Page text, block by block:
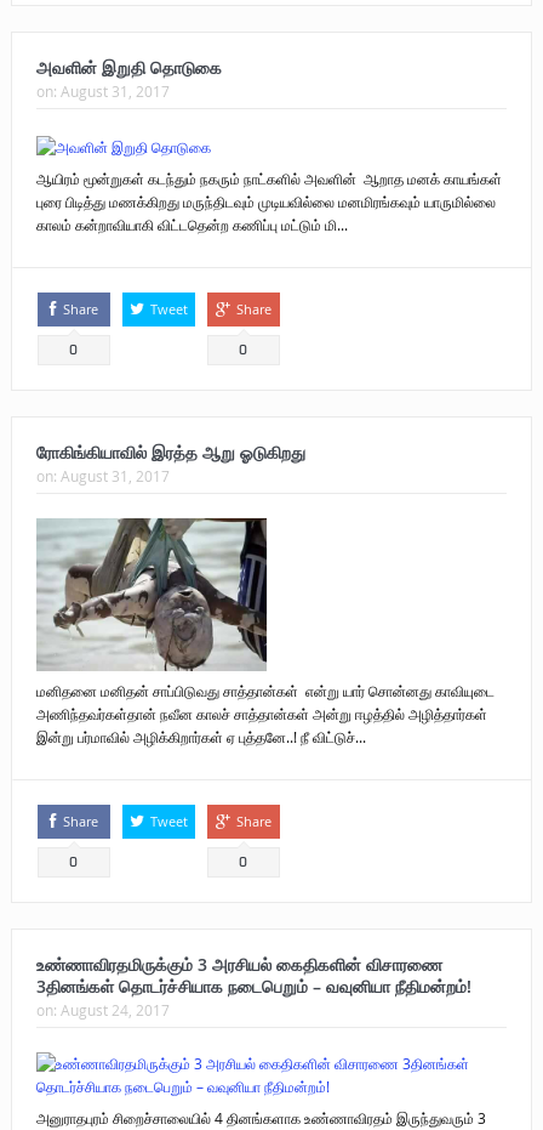
அவளின் இறுதி தொடுகை
on: August 31, 2017
ஆயிரம் மூன்றுகள் கடந்தும் நகரும் நாட்களில் அவளின் ஆறாத மனக் காயங்கள்
புரை பிடித்து மணக்கிறது மருந்திடவும் முடியவில்லை மனமிரங்கவும் யாருமில்லை
காலம் கன்றாவியாகி விட்டதென்ற கணிப்பு மட்டும் மி...
Share
0
Tweet Share
0
ரோகிங்கியாவில் இரத்த ஆறு ஓடுகிறது
on: August 31, 2017
மனிதனை மனிதன் சாப்பிடுவது சாத்தான்கள் என்று யார் சொன்னது காவியுடை
அணிந்தவர்கள்தான் நவீன காலச் சாத்தான்கள் அன்று ஈழத்தில் அழித்தார்கள்
இன்று பர்மாவில் அழிக்கிறார்கள் ஏ புத்தனே..! நீ விட்டுச்...
Share
0
Tweet Share
0
உண்ணாவிரதமிருக்கும் 3 அரசியல் கைதிகளின் விசாரணை
3தினங்கள் தொடர்ச்சியாக நடைபெறும் – வவுனியா நீதிமன்றம்!
on: August 24, 2017
அனுராதபுரம் சிறைச்சாலையில் 4 தினங்களாக உண்ணாவிரதம் இருந்துவரும் 3